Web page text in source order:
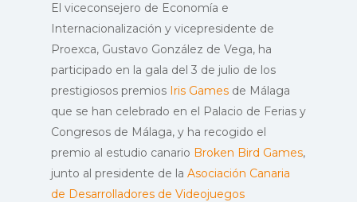
El viceconsejero de Economía e
Internacionalización y vicepresidente de
Proexca, Gustavo González de Vega, ha
participado en la gala del 3 de julio de los
prestigiosos premios Iris Games de Málaga
que se han celebrado en el Palacio de Ferias y
Congresos de Málaga, y ha recogido el
premio al estudio canario Broken Bird Games,
junto al presidente de la Asociación Canaria
de Desarrolladores de Videojuegos